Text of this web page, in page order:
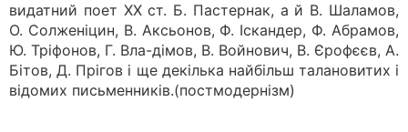
видатний поет XX ст. Б. Пастернак, а й В. Шаламов,
О. Солженіцин, В. Аксьонов, Ф. Іскандер, Ф. Абрамов,
Ю. Тріфонов, Г. Вла-дімов, В. Войнович, В. Єрофєєв, А.
Бітов, Д. Прігов і ще декілька найбільш талановитих і
відомих письменників.(постмодернізм)